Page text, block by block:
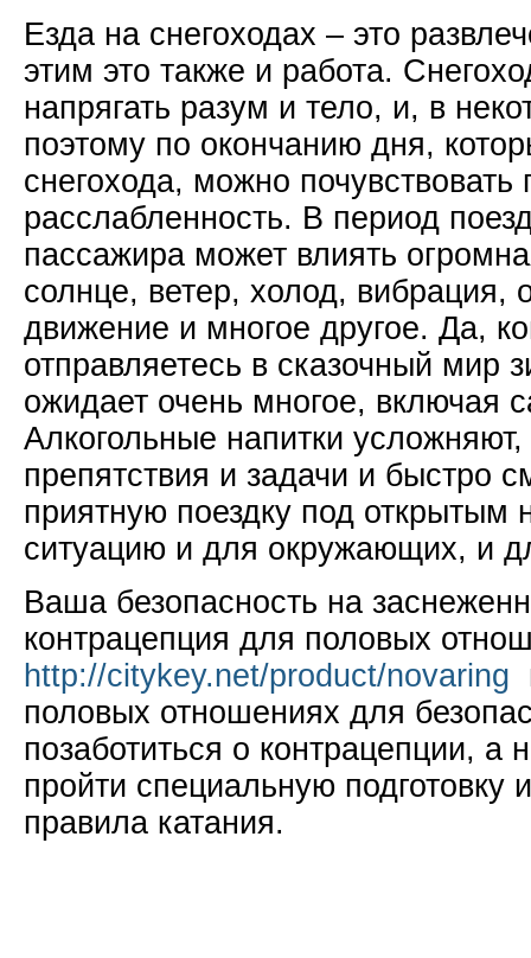
Езда на снегоходах – это
этим это также и работа.
напрягать разум и тело, и, в
поэтому по окончанию дня,
снегохода, можно почувствовать
расслабленность. В период
пассажира может влиять
солнце, ветер, холод,
движение и многое другое. Да,
отправляетесь в сказочный мир
ожидает очень многое, включая
Алкогольные напитки
препятствия и задачи и быстро
приятную поездку под открытым
ситуацию и для окружающих, и
Ваша безопасность на
контрацепция для половых
http://citykey.net/product/novaring
половых отношениях для
позаботиться о контрацепции, а
пройти специальную подготовку
правила катания.